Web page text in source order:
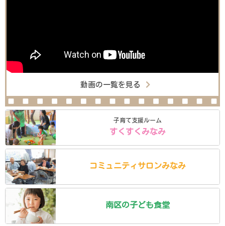
動画の一覧を見る
子育て支援ルーム
すくすくみなみ
コミュニティ サロンみなみ
南区の子ども食堂